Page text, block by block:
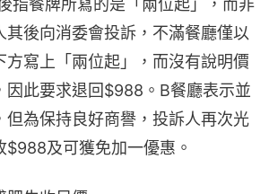
指餐牌所寫的是「兩位起」，而非
其後向消委會投訴，不滿餐廳僅以
方寫上「兩位起」，而沒有說明價
因此要求退回$988。B餐廳表示並
但為保持良好商譽，投訴人再次光
$988及可獲免加一優惠。